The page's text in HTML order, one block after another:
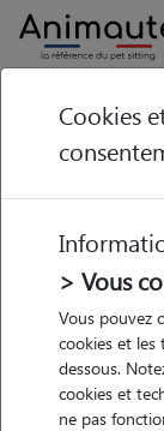
Animaute Occitanie
• 35 ans
Cookies
> Vous
Vous pouvez
cookies et les
dessous.
cookies et
ne pas